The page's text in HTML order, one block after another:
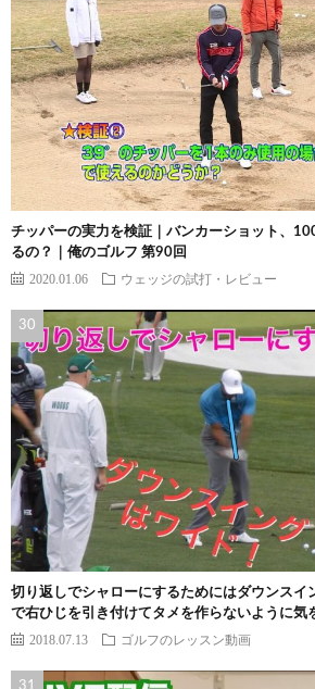
チッパーの実力を検証｜バンカーショット、
るの？｜俺のゴルフ 第90回
2020.01.06 ウェッジの試打・レビュー
切り返しでシャローにするためにはダウンスイ
で右ひじを引き付けてタメを作らないように気
2018.07.13 ゴルフのレッスン動画